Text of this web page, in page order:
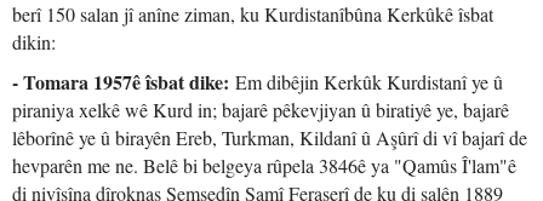
berî 150 salan jî anîne ziman, ku Kurdistanîbûna Kerkûkê îsbat
dikin:
- Tomara 1957ê îsbat dike: Em dibêjin Kerkûk Kurdistanî ye û
piraniya xelkê wê Kurd in; bajarê pêkevjiyan û biratiyê ye, bajarê
lêborînê ye û birayên Ereb, Turkman, Kildanî û Aşûrî di vî bajarî de
hevparên me ne. Belê bi belgeya rûpela 3846ê ya "Qamûs Î'lam"ê
di nivîsîna dîroknas Şemsedîn Samî Feraşerî de ku di salên 1889